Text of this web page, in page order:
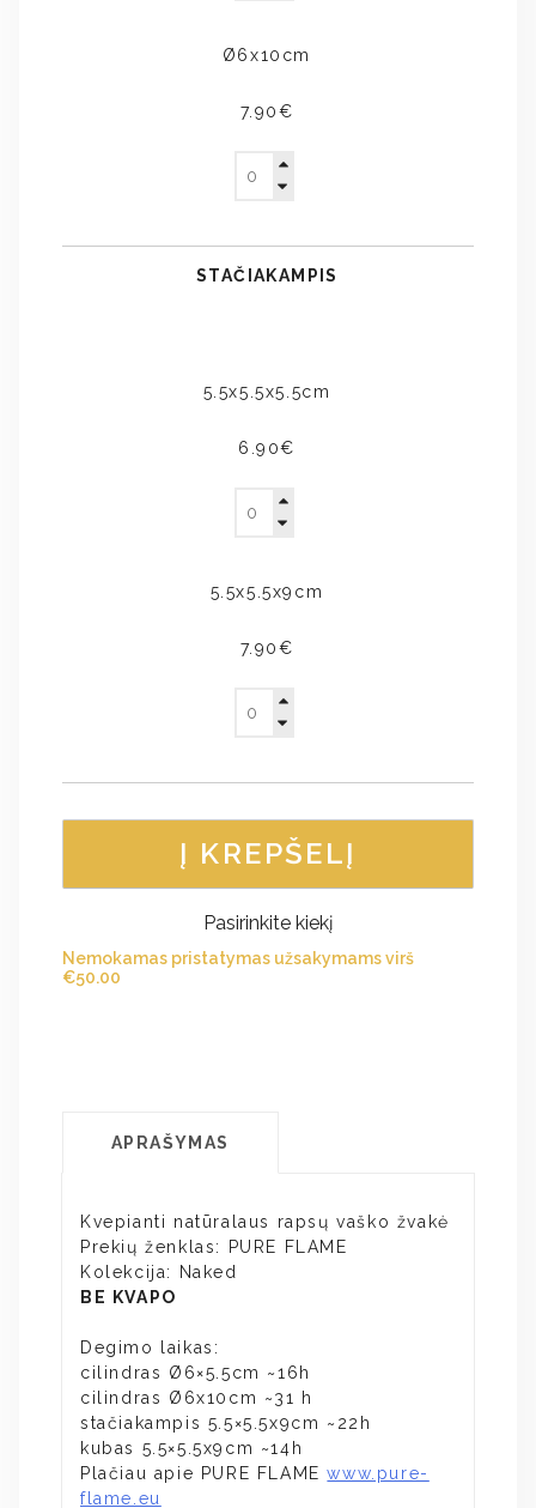
Ø6x10cm
7.90€
STAČIAKAMPIS
5.5x5.5x5.5cm
6.90€
5.5x5.5x9cm
7.90€
Į KREPŠELĮ
Nemokamas pristatymas užsakymams virš
€50.00
Pasirinkite kiekį
APRAŠYMAS
Kvepianti natūralaus rapsų vaško žvakė
Prekių ženklas: PURE FLAME
Kolekcija: Naked
BE KVAPO
Degimo laikas:
cilindras Ø6×5.5cm ~16h
cilindras Ø6x10cm ~31 h
stačiakampis 5.5×5.5x9cm ~22h
kubas 5.5×5.5x9cm ~14h
Plačiau apie PURE FLAMEwww.pure-
flame.eu